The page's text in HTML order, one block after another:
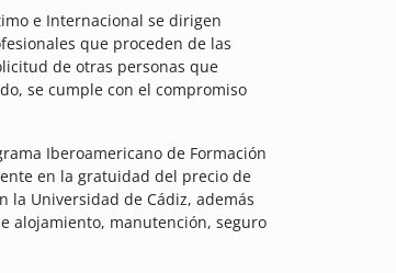
e Internacional se dirigen
que proceden de las
de otras personas que
se cumple con el compromiso
Iberoamericano de Formación
en la gratuidad del precio de
la Universidad de Cádiz, además
alojamiento, manutención, seguro